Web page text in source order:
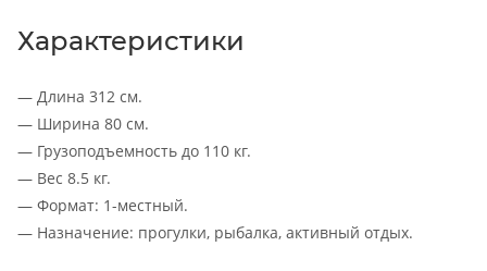
Характеристики
— Длина 312 см.
— Ширина 80 см.
— Грузоподъемность до 110 кг.
— Вес 8.5 кг.
— Формат: 1-местный.
— Назначение: прогулки, рыбалка, активный отдых.